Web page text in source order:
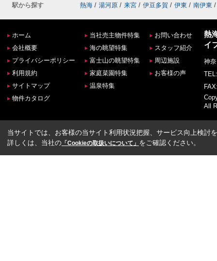
駅から探す
熱海 / 湯河原 / 来宮 / 伊豆多賀 / 伊東 / 南伊東 /
ホーム
会社概要
プライバシーポリシー
利用規約
サイトマップ
物件カタログ
当社売主物件特集
海の眺望特集
富士山の眺望特集
家庭菜園特集
温泉特集
お問い合わせ
スタッフ紹介
周辺施設
お客様の声
熱
イ
神
All
当サイトでは、お客様の当サイト利用状況把握、サービス向上検討
詳しくは、当社の 「Cookieの取扱いについて」 をご確認ください。